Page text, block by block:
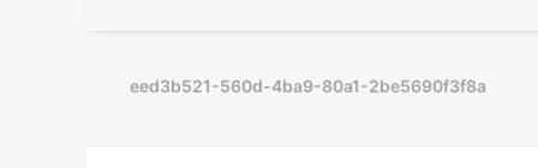
eed3b521-560d-4ba9-80a1-2be5690f3f8a